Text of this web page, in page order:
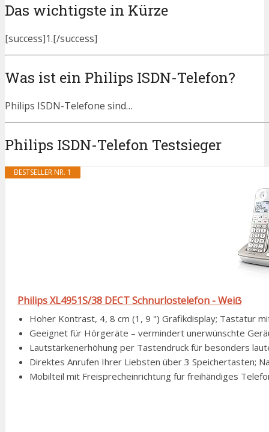
Das wichtigste in Kürze
[success]1.[/success]
Was ist ein Philips ISDN-Telefon?
Philips ISDN-Telefone sind…
Philips ISDN-Telefon Testsieger
BESTSELLER NR. 1
Philips XL4951S/38 DECT Schnurlostelefon - Weiẞ
Hoher Kontrast, 4, 8 cm (1, 9 ") Grafikdisplay; Tastatur
Geeignet für Hörgeräte – vermindert unerwünschte
Lautstärkenerhöhung per Tastendruck für besonders
Direktes Anrufen Ihrer Liebsten über 3 Speichertasten;
Mobilteil mit Freisprecheinrichtung für freihändiges